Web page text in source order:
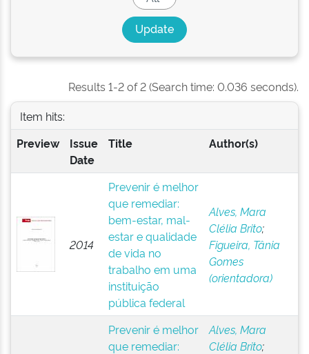
Results 1-2 of 2 (Search time: 0.036 seconds).
Item hits:
Preview
Issue
Date
Title Author(s)
2014
Prevenir é melhor
que remediar:
bem-estar, mal-
estar e qualidade
de vida no
trabalho em uma
instituição
pública federal
Alves, Mara
Clélia Brito;
Figueira, Tânia
Gomes
(orientadora)
Prevenir é melhor
que remediar:
Alves, Mara
Clélia Brito;